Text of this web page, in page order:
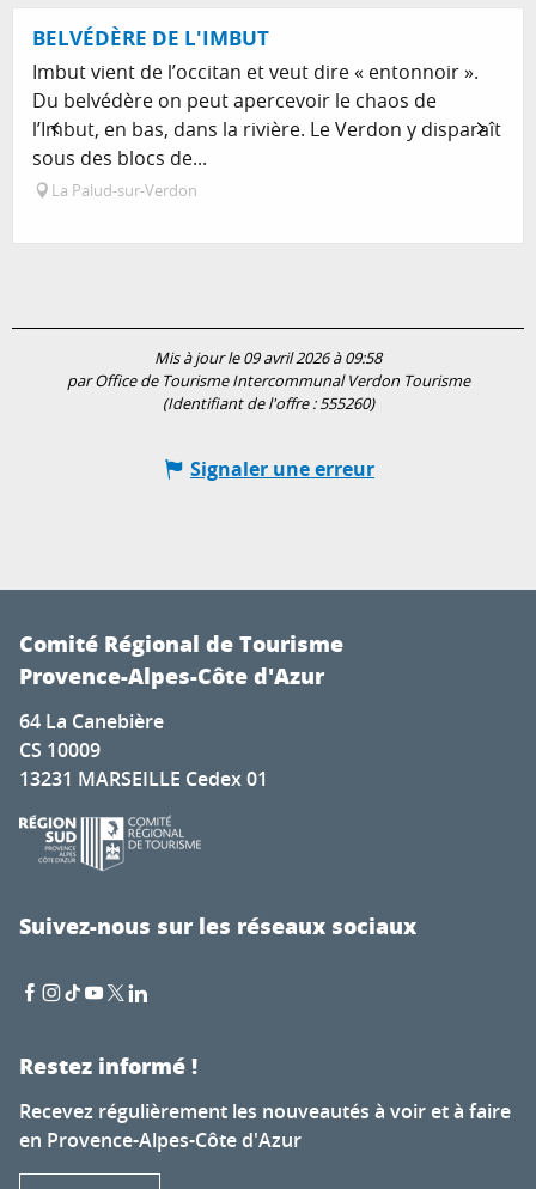
BELVÉDÈRE DE L'IMBUT
Imbut vient de l’occitan et veut dire « entonnoir ».
Du belvédère on peut apercevoir le chaos de
l’Imbut, en bas, dans la rivière. Le Verdon y disparaît
sous des blocs de...
La Palud-sur-Verdon
Mis à jour le 09 avril 2026 à 09:58
par Office de Tourisme Intercommunal Verdon Tourisme
(Identifiant de l'offre :555260)
Signaler une erreur
Comité Régional de Tourisme
Provence-Alpes-Côte d'Azur
64 La Canebière
CS 10009
13231 MARSEILLE Cedex 01
Suivez-nous sur les réseaux sociaux
Restez informé !
Recevez régulièrement les nouveautés à voir et à faire
en Provence-Alpes-Côte d'Azur